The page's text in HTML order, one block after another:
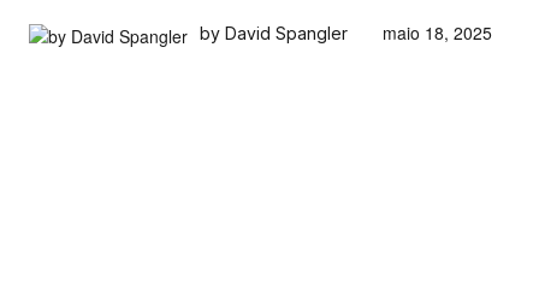
by David Spangler maio 18, 2025